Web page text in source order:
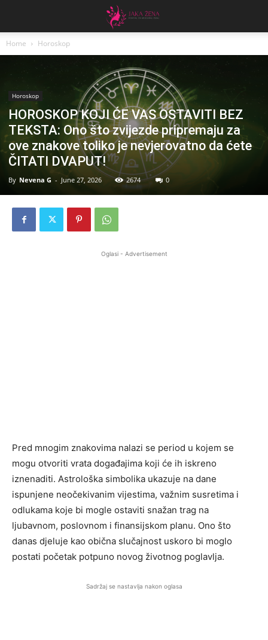
Home Horoskop
Horoskop
HOROSKOP KOJI ĆE VAS OSTAVITI BEZ
TEKSTA: Ono što zvijezde pripremaju za
ove znakove toliko je nevjerovatno da ćete
ČITATI DVAPUT!
By Nevena G - June 27, 2026 2674 0
Oglasi - Advertisement
Pred mnogim znakovima nalazi se period u kojem se
mogu otvoriti vrata događajima koji će ih iskreno
iznenaditi. Astrološka simbolika ukazuje na dane
ispunjene neočekivanim vijestima, važnim susretima i
odlukama koje bi mogle ostaviti snažan trag na
ljubavnom, poslovnom i finansijskom planu. Ono što
danas djeluje kao obična slučajnost uskoro bi moglo
postati početak potpuno novog životnog poglavlja.
Sadržaj se nastavlja nakon oglasa